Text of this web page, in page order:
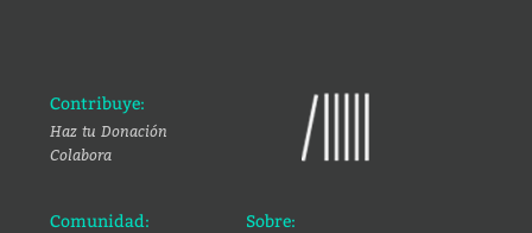
Contribuye:
Haz tu Donación
Colabora
Comunidad: Sobre: